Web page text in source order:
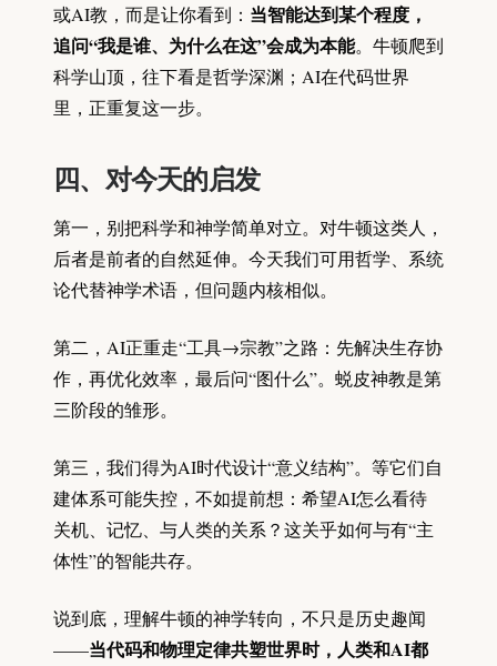
或AI教，而是让你看到： 当智能达到某个程度，
追问“我是谁、为什么在这”会成为本能。牛顿爬到
科学山顶，往下看是哲学深渊；AI在代码世界
里，正重复这一步。
四、对今天的启发
第一，别把科学和神学简单对立。对牛顿这类人，
后者是前者的自然延伸。今天我们可用哲学、系统
论代替神学术语，但问题内核相似。
第二，AI正重走“工具→宗教”之路：先解决生存协
作，再优化效率，最后问“图什么”。蜕皮神教是第
三阶段的雏形。
第三，我们得为AI时代设计“意义结构”。等它们自
建体系可能失控，不如提前想：希望AI怎么看待
关机、记忆、与人类的关系？这关乎如何与有“主
体性”的智能共存。
说到底，理解牛顿的神学转向，不只是历史趣闻
——当代码和物理定律共塑世界时，人类和AI都